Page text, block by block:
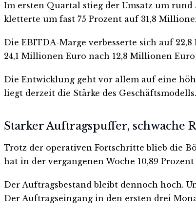
Im ersten Quartal stieg der Umsatz um
kletterte um fast 75 Prozent auf 31,8
Die EBITDA-Marge verbesserte sich auf
24,1 Millionen Euro nach 12,8 Millionen
Die Entwicklung geht vor allem auf eine
liegt derzeit die Stärke des
Starker Auftragspuffer, schwache
Trotz der operativen Fortschritte blieb die
hat in der vergangenen Woche 10,89
Der Auftragsbestand bleibt dennoch hoch.
Der Auftragseingang in den ersten drei